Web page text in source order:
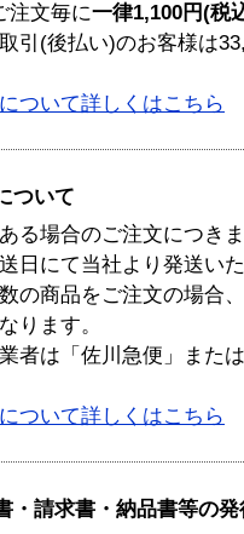
注文毎に一律1,100円(税
引(後払い)のお客様は
ついて詳しくはこちら
ついて
る場合のご注文につき
日にて当社より発送い
の商品をご注文の場合
ります。
者は「佐川急便」また
ついて詳しくはこちら
・請求書・納品書等の